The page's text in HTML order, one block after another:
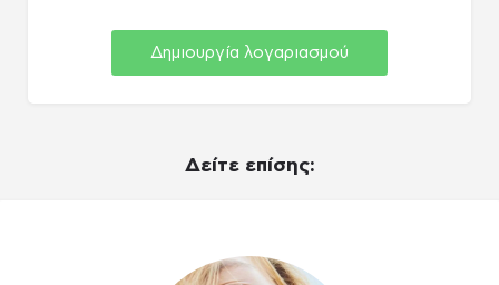
Δημιουργία λογαριασμού
Δείτε επίσης: